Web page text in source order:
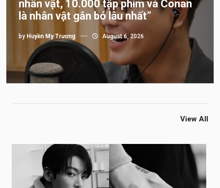
nhân vật, 10.000 tập phim và Conan
là nhân vật gắn bó lâu nhất”
by Huyền My Trương August 6, 2026
View All